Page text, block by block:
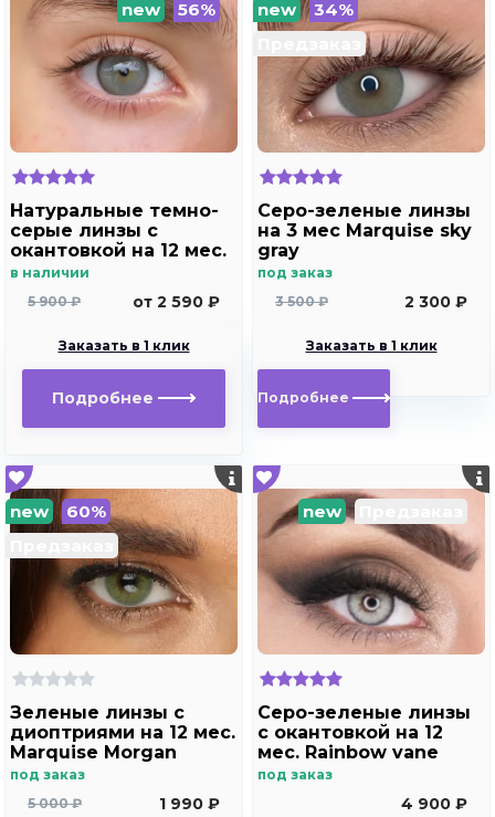
new 56%
Натуральные темно-
серые линзы c
окантовкой на 12 мес.
Marquise essvase gray
в наличии
5 900 ₽
от 2 590 ₽
Заказать в 1 клик
Подробнее
new
34%
Серо-зеленые линзы
на 3 мес Marquise sky
gray
под заказ
3 500 ₽
2 300 ₽
Заказать в 1 клик
Подробнее
new
60%
Зеленые линзы с
диоптриями на 12 мес.
Marquise Morgan
green
под заказ
5 000 ₽
1 990 ₽
new
Серо-зеленые линзы
с окантовкой на 12
мес. Rainbow vane
под заказ
4 900 ₽